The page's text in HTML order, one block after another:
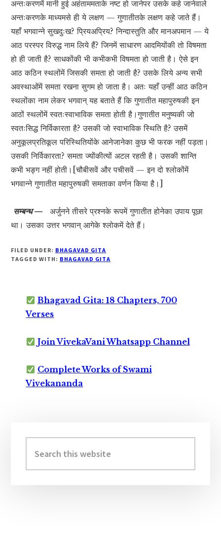
अन्तःकरणमें मानी हुई अहंताममताके नष्ट हो जानेपर उसके कहे जानेवाले
अन्तःकरणके माध्यमसे ही ये लक्षण — गुणातीतके लक्षण कहे जाते हैं।
यहाँ भगवान्ने सुखदुःख? प्रियअप्रिय? निन्दास्तुति और मानअपमान — ये
आठ परस्पर विरुद्ध नाम लिये हैं? जिनमें साधारण आदमियोंकी तो विषमता
हो ही जाती है? साधकोंकी भी कभीकभी विषमता हो जाती है। ऐसे इन
आठ कठिन स्थलोंमें जिसकी समता हो जाती है? उसके लिये अन्य सभी
अवस्थाओंमें समता रखना सुगम हो जाता है। अतः यहाँ उन्हीं आठ कठिन
स्थलोंका नाम लेकर भगवान् यह बताते हैं कि गुणातीत महापुरुषकी इन
आठों स्थलोंमें स्वतःस्वाभाविक समता होती है।गुणातीत मनुष्यकी जो
स्वतःसिद्ध निर्विकारता है? उसकी जो स्वाभाविक स्थिति है? उसमें
अनुकूलप्रतिकूल परिस्थितियोंके आनेजानेका कुछ भी फरक नहीं पड़ता।
उसकी निर्विकारता? समता ज्योंकीत्यों अटल रहती है। उसकी शान्ति
कभी भङ्ग नहीं होती।[चौबीसवें और पचीसवें — इन दो श्लोकोंमें
भगवान्ने गुणातीत महापुरुषकी समताका वर्णन किया है।]
सम्बन्ध —
अर्जुनने तीसरे प्रश्नके रूपमें गुणातीत होनेका उपाय पूछा
था। उसका उत्तर भगवान् आगेके श्लोकमें देते हैं।
FILED UNDER: BHAGAVAD GITA
TAGGED WITH: BHAGAVAD GITA
Bhagavad Gita: 18 Chapters, 700
Verses
Join VivekaVani Whatsapp Channel
Complete Works of Swami
Vivekananda
Sidebar
this
website